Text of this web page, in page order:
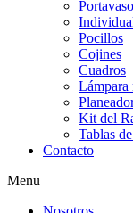
Pocillos
Cojines
Cuadros
Lámpara
Kit del
Tablas
Contacto
Menu